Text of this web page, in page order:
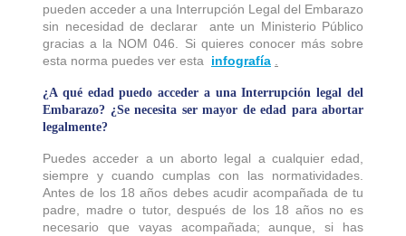
pueden acceder a una Interrupción Legal del Embarazo
sin necesidad de declarar ante un Ministerio Público
gracias a la NOM 046. Si quieres conocer más sobre
esta norma puedes ver esta
infografía
¿A qué edad puedo acceder a una Interrupción legal del
Embarazo? ¿Se necesita ser mayor de edad para abortar
legalmente?
Puedes acceder a un aborto legal a cualquier edad,
siempre y cuando cumplas con las normatividades.
Antes de los 18 años debes acudir acompañada de tu
padre, madre o tutor, después de los 18 años no es
necesario que vayas acompañada; aunque, si has